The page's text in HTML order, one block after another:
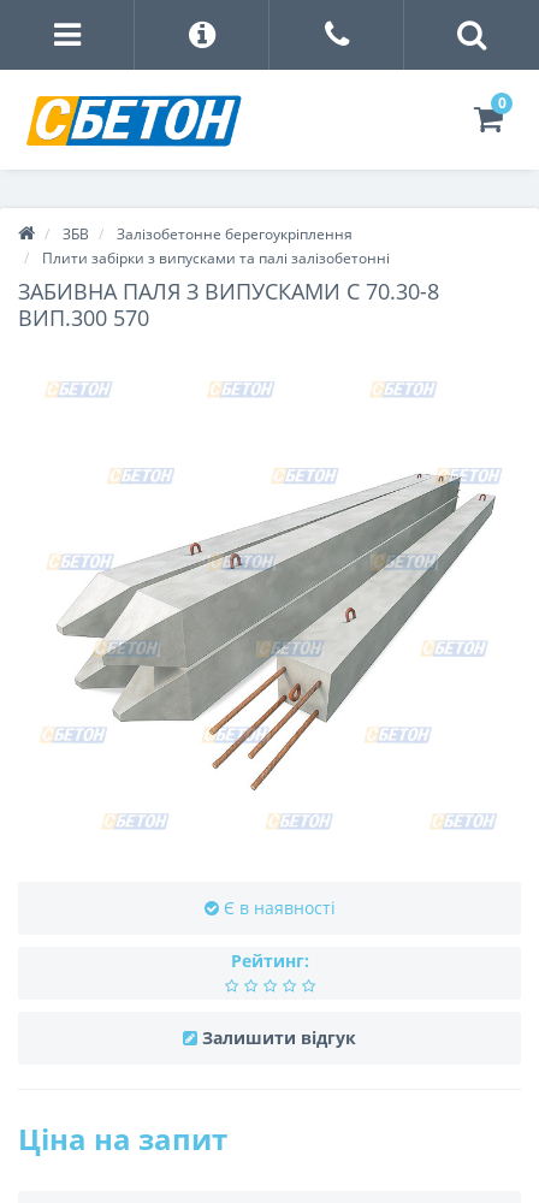
0
ЗБВ
Залізобетонне берегоукріплення
Плити забірки з випусками та палі залізобетонні
ЗАБИВНА ПАЛЯ З ВИПУСКАМИ С 70.30-8
ВИП.300 570
Є в наявності
Рейтинг:
Залишити відгук
Ціна на запит